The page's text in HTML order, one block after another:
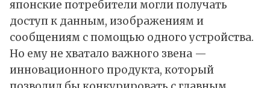
японские потребители могли получать
доступ к данным, изображениям и
сообщениям с помощью одного устройства.
Но ему не хватало важного звена —
инновационного продукта, который